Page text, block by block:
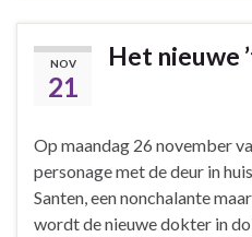
NOV
21
Het nieuwe
Op maandag 26 november
personage met de deur in huis
Santen, een nonchalante
wordt de nieuwe dokter in